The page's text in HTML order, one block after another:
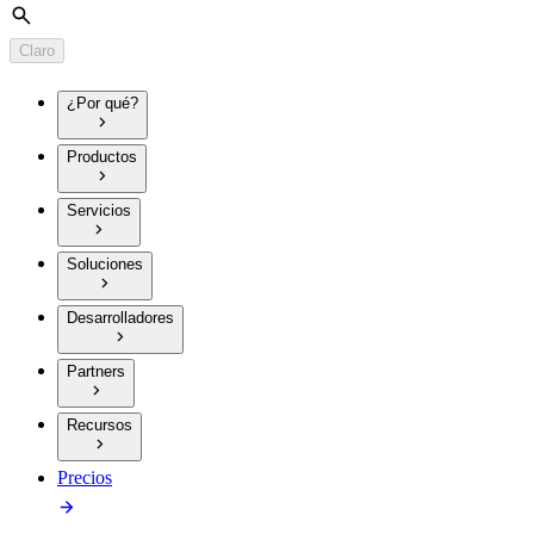
Búsqueda
Claro
¿Por qué?
Productos
Servicios
Soluciones
Desarrolladores
Partners
Recursos
Precios